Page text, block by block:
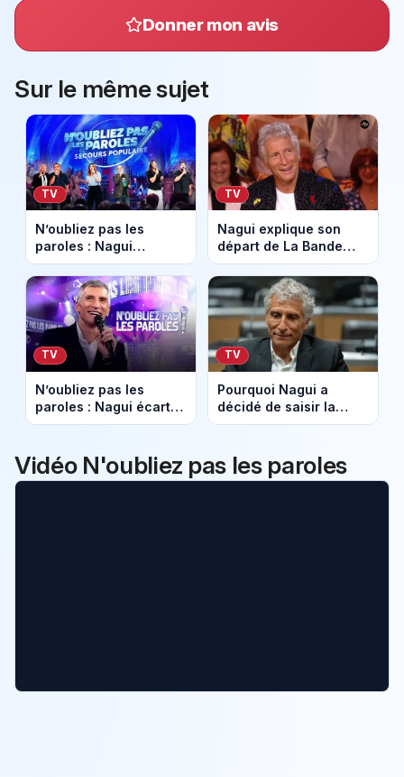
Donner mon avis
Sur le même sujet
TV
N’oubliez pas les
paroles : Nagui
mobilise des stars pour
le Secours populaire
sur France 2
TV
Nagui explique son
départ de La Bande
originale sur France
Inter : "J’étais en
overdose de taff"
TV
N’oubliez pas les
paroles : Nagui écarte
Patrick Bruel du
l'émission
TV
Pourquoi Nagui a
décidé de saisir la
justice face à Cyril
Alloncle
Vidéo N'oubliez pas les paroles